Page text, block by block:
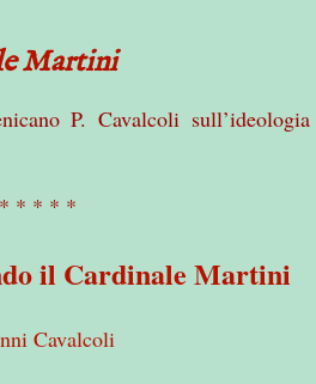
Martini
P. Cavalcoli
* * * *
il Cardinale Martini
Cavalcoli